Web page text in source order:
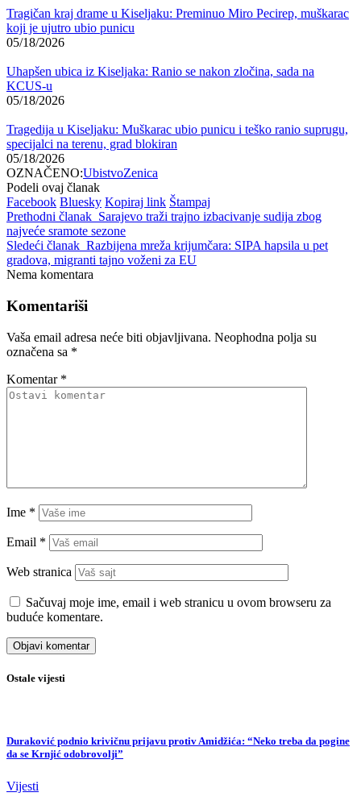
Tragičan kraj drame u Kiseljaku: Preminuo Miro Pecirep, muškarac
koji je ujutro ubio punicu
05/18/2026
Uhapšen ubica iz Kiseljaka: Ranio se nakon zločina, sada na
KCUS-u
05/18/2026
Tragedija u Kiseljaku: Muškarac ubio punicu i teško ranio suprugu,
specijalci na terenu, grad blokiran
05/18/2026
OZNAČENO:UbistvoZenica
Podeli ovaj članak
Facebook Bluesky Kopiraj link Štampaj
Prethodni članak Sarajevo traži trajno izbacivanje sudija zbog
najveće sramote sezone
Sledeći članak Razbijena mreža krijumčara: SIPA hapsila u pet
gradova, migranti tajno voženi za EU
Nema komentara
Komentariši
Vaša email adresa neće biti objavljivana. Neophodna polja su
označena sa *
Komentar *
Ime *
Email *
Web stranica
Sačuvaj moje ime, email i web stranicu u ovom browseru za
buduće komentare.
Ostale vijesti
Duraković podnio krivičnu prijavu protiv Amidžića: “Neko treba da pogine
da se Krnjić odobrovolji”
Vijesti